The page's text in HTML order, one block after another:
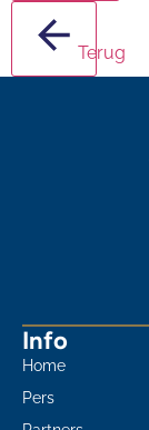
Terug
Info
Home
Pers